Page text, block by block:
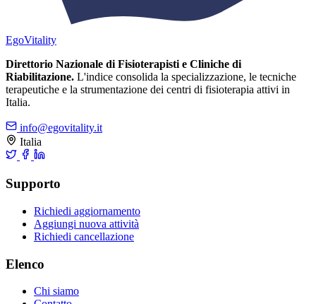
EgoVitality
Direttorio Nazionale di Fisioterapisti e Cliniche di
Riabilitazione. L'indice consolida la specializzazione, le tecniche
terapeutiche e la strumentazione dei centri di fisioterapia attivi in
Italia.
info@egovitality.it
Italia
Supporto
Richiedi aggiornamento
Aggiungi nuova attività
Richiedi cancellazione
Elenco
Chi siamo